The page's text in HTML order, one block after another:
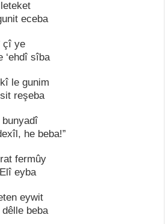
eceba
çî ye
‘ehdî sîba
le gunim
reşeba
bunyadî
he beba!”
fermûy
eyba
eywit
dêlle beba